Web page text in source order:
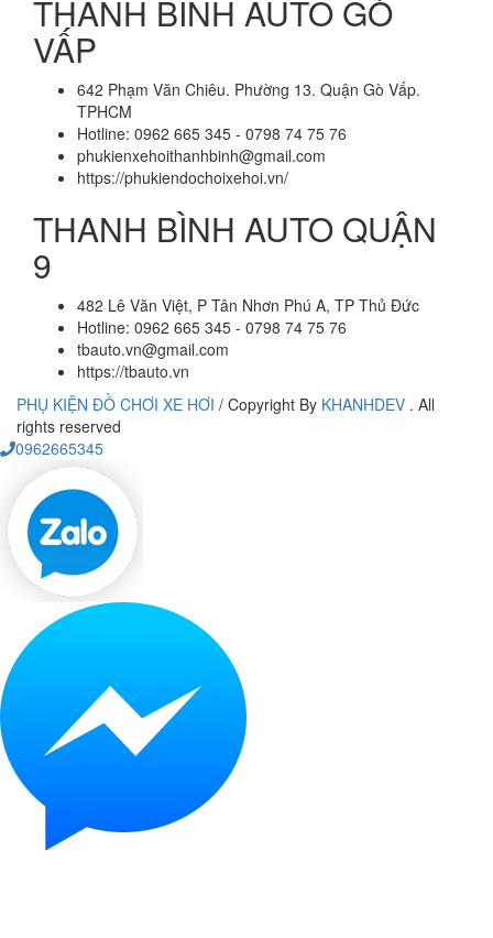
THANH BÌNH AUTO GÒ
VẤP
642 Phạm Văn Chiêu. Phường 13. Quận Gò Vấp.
TPHCM
Hotline: 0962 665 345 - 0798 74 75 76
phukienxehoithanhbinh@gmail.com
https://phukiendochoixehoi.vn/
THANH BÌNH AUTO QUẬN
9
482 Lê Văn Việt, P Tân Nhơn Phú A, TP Thủ Đức
Hotline: 0962 665 345 - 0798 74 75 76
tbauto.vn@gmail.com
https://tbauto.vn
PHỤ KIỆN ĐỒ CHƠI XE HƠI / Copyright By KHANHDEV . All
rights reserved
0962665345